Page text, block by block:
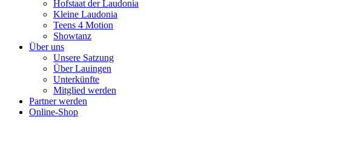
Hofstaat der Laudonia
Kleine Laudonia
Teens 4 Motion
Showtanz
Über uns
Unsere Satzung
Über Lauingen
Unterkünfte
Mitglied werden
Partner werden
Online-Shop